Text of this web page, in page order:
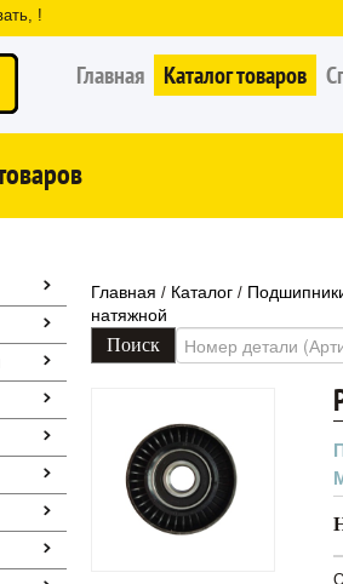
!
Главная Каталог товаров
Главная / Каталог /
натяжной